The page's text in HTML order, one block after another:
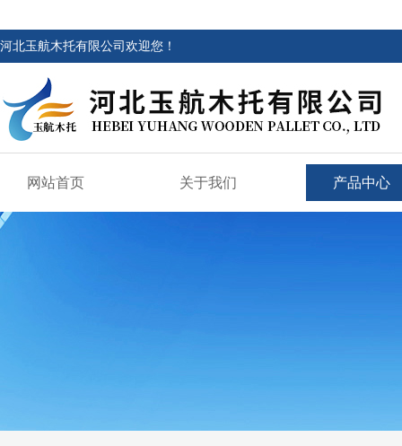
河北玉航木托有限公司欢迎您！
网站首页 关于我们 产品中心